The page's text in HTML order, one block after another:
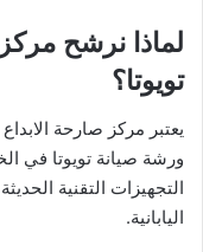
لماذا نرشح
تويوتا؟
يعتبر مركز صارحة
ورشة صيانة تويوتا في
التجهيزات التقنية
اليابانية.